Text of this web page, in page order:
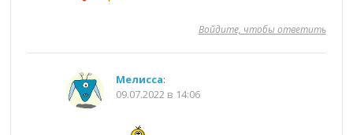
Войдите, чтобы ответить
Мелисса:
09.07.2022 в 14:06